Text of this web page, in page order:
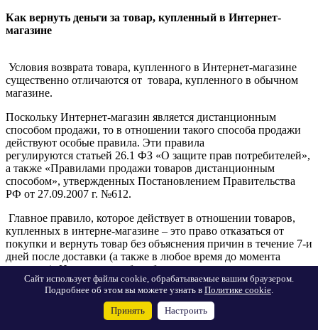
Как вернуть деньги за товар, купленный в Интернет-
магазине
Условия возврата товара, купленного в Интернет-магазине
существенно отличаются от товара, купленного в обычном
магазине.
Поскольку Интернет-магазин является дистанционным
способом продажи, то в отношении такого способа продажи
действуют особые правила. Эти правила
регулируются статьей 26.1 ФЗ «О защите прав потребителей»,
а также «Правилами продажи товаров дистанционным
способом», утвержденных Постановлением Правительства
РФ от 27.09.2007 г. №612.
Главное правило, которое действует в отношении товаров,
купленных в интерне-магазине – это право отказаться от
покупки и вернуть товар без объяснения причин в течение 7-и
дней после доставки (а также в любое время до момента
доставки). Именно так – без объяснения причин, т.е. не надо
давать объяснения по поводу расцветки, фасона и т.п., как с
товаром из обычного магазина.
В момент доставки, вместе с товаром покупателю должна
Сайт использует файлы cookie, обрабатываемые вашим браузером.
Подробнее об этом вы можете узнать в Политике cookie.
Принять Настроить